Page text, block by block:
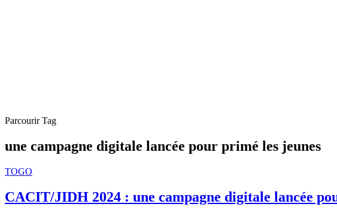
Parcourir Tag
une campagne digitale lancée pour primé les jeunes
TOGO
CACIT/JIDH 2024 : une campagne digitale lancée